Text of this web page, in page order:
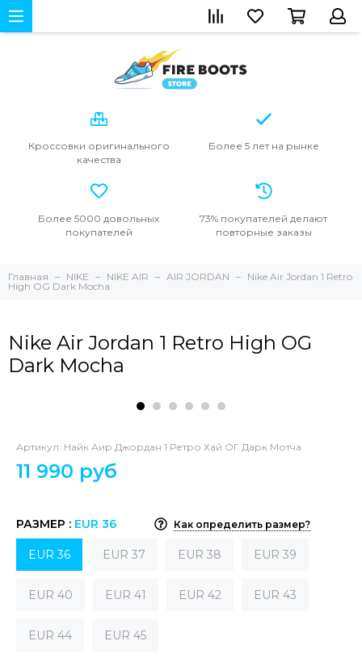
Кроссовки оригинального
качества
Более 5 летна рынке
Более 5000 довольных
покупателей
73% покупателей делают
повторные заказы
Главная NIKE NIKE AIR AIR JORDAN
Nike Air Jordan 1 Retro
High OG Dark Mocha
Nike Air Jordan 1 Retro High OG
Dark Mocha
Артикул: Найк Аир Джордан 1 Ретро Хай ОГ Дарк Мотча
11 990 руб
РАЗМЕР : EUR 36 Как определить размер?
EUR 36 EUR 37 EUR 38 EUR 39
EUR 40 EUR 41 EUR 42 EUR 43
EUR 44 EUR 45